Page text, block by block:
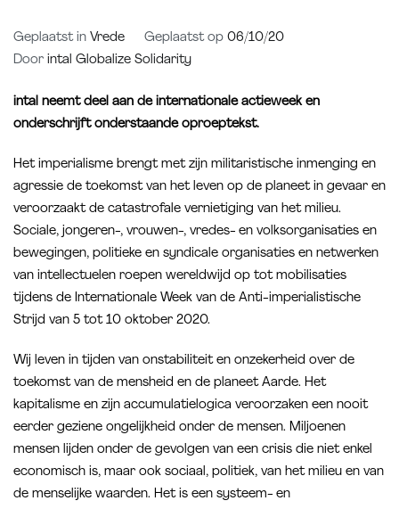
Geplaatst in Vrede Geplaatst op 06/10/20
Door intal Globalize Solidarity
intal neemt deel aan de internationale actieweek en
onderschrijft onderstaande oproeptekst.
Het imperialisme brengt met zijn militaristische inmenging en
agressie de toekomst van het leven op de planeet in gevaar en
veroorzaakt de catastrofale vernietiging van het milieu.
Sociale, jongeren-, vrouwen-, vredes- en volksorganisaties en
bewegingen, politieke en syndicale organisaties en netwerken
van intellectuelen roepen wereldwijd op tot mobilisaties
tijdens de Internationale Week van de Anti-imperialistische
Strijd van 5 tot 10 oktober 2020.
Wij leven in tijden van onstabiliteit en onzekerheid over de
toekomst van de mensheid en de planeet Aarde. Het
kapitalisme en zijn accumulatielogica veroorzaken een nooit
eerder geziene ongelijkheid onder de mensen. Miljoenen
mensen lijden onder de gevolgen van een crisis die niet enkel
economisch is, maar ook sociaal, politiek, van het milieu en van
de menselijke waarden. Het is een systeem- en